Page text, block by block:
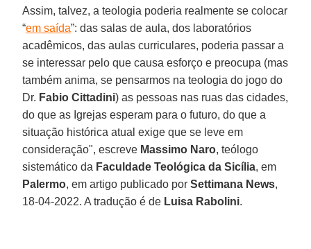
Assim, talvez, a teologia poderia realmente se colocar
“em saída”: das salas de aula, dos laboratórios
acadêmicos, das aulas curriculares, poderia passar a
se interessar pelo que causa esforço e preocupa (mas
também anima, se pensarmos na teologia do jogo do
Dr. Fabio Cittadini) as pessoas nas ruas das cidades,
do que as Igrejas esperam para o futuro, do que a
situação histórica atual exige que se leve em
consideração", escreve Massimo Naro, teólogo
sistemático da Faculdade Teológica da Sicília, em
Palermo, em artigo publicado porSettimana News,
18-04-2022. A tradução é de Luisa Rabolini.